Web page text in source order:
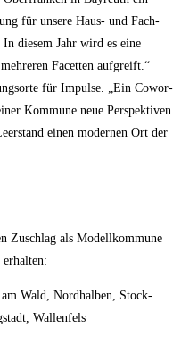
für unse­re Haus- und Fach­
die­sem Jahr wird es eine
Facet­ten auf­greift.“
für Impul­se. „Ein Cowor­
Kom­mu­ne neue Per­spek­ti­ven
einen moder­nen Ort der
Zuschlag als Modell­kom­mu­ne
Wald, Nord­hal­ben, Stock­
Wallenfels